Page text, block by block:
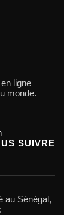
ligne
monde.
SUIVRE
au Sénégal,